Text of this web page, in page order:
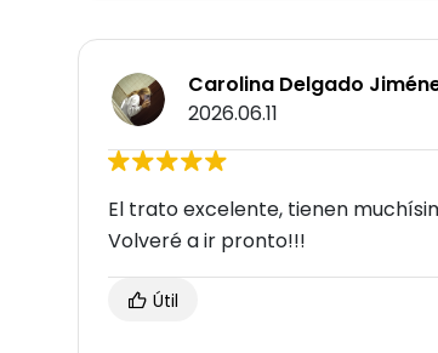
Carolina Delgado
2026.06.11
El trato excelente, tienen
Volveré a ir pronto!!!
Útil